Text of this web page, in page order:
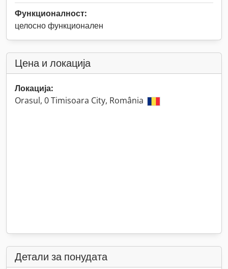
Функционалност:
целосно функционален
Цена и локација
Локација:
Orasul, 0 Timisoara City, România
Детали за понудата